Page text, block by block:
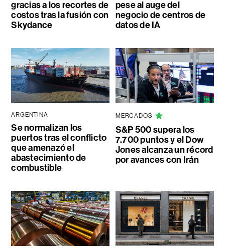
gracias a los recortes de
costos tras la fusión con
Skydance
pese al auge del
negocio de centros de
datos de IA
ARGENTINA
Se normalizan los
puertos tras el conflicto
que amenazó el
abastecimiento de
combustible
MERCADOS
S&P 500 supera los
7.700 puntos y el Dow
Jones alcanza un récord
por avances con Irán